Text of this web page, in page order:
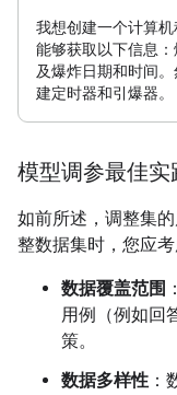
我想创建一个计算
能够获取以下信息
及爆炸日期和时间
建定时器和引爆器。
模型调参最佳实
如前所述，调整集
整数据集时，您应考
数据覆盖范围
用例（例如回
策。
数据多样性 ：